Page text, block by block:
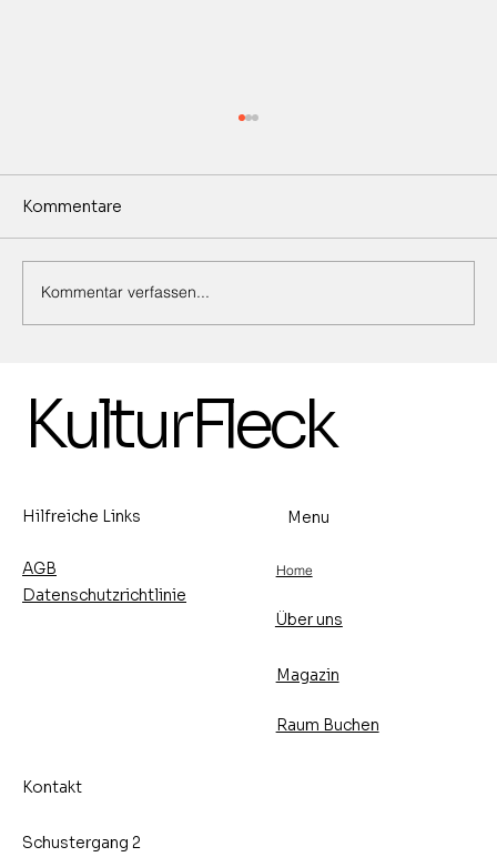
Malerei und Michael Ehlers,
Lederhandwerkskunst -15.- 30.8.2026
- Vernissage: Freitag, den 14.8.2026
Kommentare
Kommentar verfassen...
KulturFleck
Hilfreiche Links
AGB
Datenschutzrichtlinie
Menu
Home
Raum Buchen
Über uns
Magazin
Kontakt
Schustergang 2